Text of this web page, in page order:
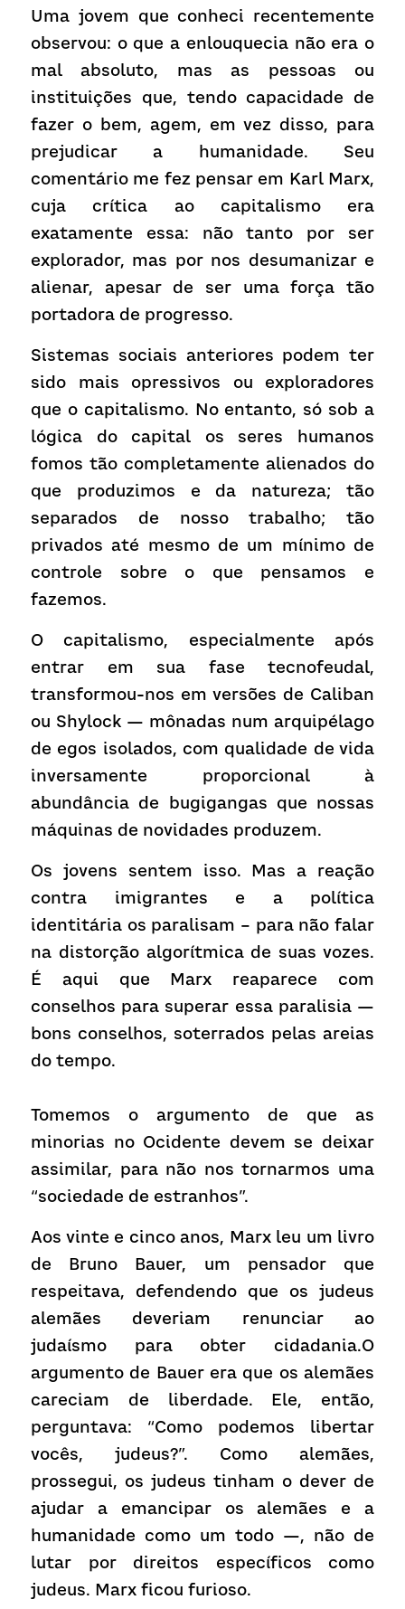
Receba atualizações
Uma jovem que conheci recentemente
observou: o que a enlouquecia não era o
mal absoluto, mas as pessoas ou
instituições que, tendo capacidade de
fazer o bem, agem, em vez disso, para
prejudicar a humanidade. Seu
comentário me fez pensar em Karl Marx,
cuja crítica ao capitalismo era
exatamente essa: não tanto por ser
explorador, mas por nos desumanizar e
alienar, apesar de ser uma força tão
portadora de progresso.
Sistemas sociais anteriores podem ter
sido mais opressivos ou exploradores
que o capitalismo. No entanto, só sob a
lógica do capital os seres humanos
fomos tão completamente alienados do
que produzimos e da natureza; tão
separados de nosso trabalho; tão
privados até mesmo de um mínimo de
controle sobre o que pensamos e
fazemos.
O capitalismo, especialmente após
entrar em sua fase tecnofeudal,
transformou-nos em versões de Caliban
ou Shylock — mônadas num arquipélago
de egos isolados, com qualidade de vida
inversamente proporcional à
abundância de bugigangas que nossas
máquinas de novidades produzem.
Os jovens sentem isso. Mas a reação
contra imigrantes e a política
identitária os paralisam – para não falar
na distorção algorítmica de suas vozes.
É aqui que Marx reaparece com
conselhos para superar essa paralisia —
bons conselhos, soterrados pelas areias
do tempo.
Tomemos o argumento de que as
minorias no Ocidente devem se deixar
assimilar, para não nos tornarmos uma
“sociedade de estranhos”.
Aos vinte e cinco anos, Marx leu um livro
de Bruno Bauer, um pensador que
respeitava, defendendo que os judeus
alemães deveriam renunciar ao
judaísmo para obter cidadania.O
argumento de Bauer era que os alemães
careciam de liberdade. Ele, então,
perguntava: “Como podemos libertar
vocês, judeus?”. Como alemães,
prossegui, os judeus tinham o dever de
ajudar a emancipar os alemães e a
humanidade como um todo —, não de
lutar por direitos específicos como
judeus. Marx ficou furioso.